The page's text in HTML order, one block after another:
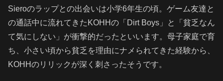
Sieroのラップとの出会いは小学6年生の頃。ゲーム友達と
の通話中に流れてきたKOHHの「Dirt Boys」と「貧乏なん
て気にしない」が衝撃的だったといいます。母子家庭で育
ち、小さい頃から貧乏を理由にナメられてきた経験から、
KOHHのリリックが深く刺さったそうです。